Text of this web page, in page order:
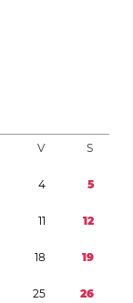
V S
4 5
11 12
18 19
25 26